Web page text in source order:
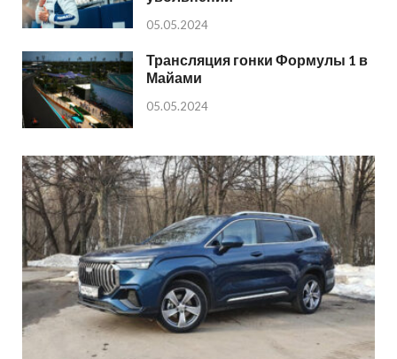
05.05.2024
Трансляция гонки Формулы 1 в
Майами
05.05.2024